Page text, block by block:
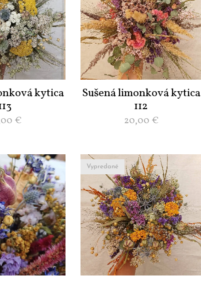
kytica
€
Sušená limonková kytica
112
20,00 €
Vypredané